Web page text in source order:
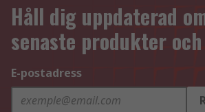
Håll dig uppdaterad
senaste produkter
E-postadress